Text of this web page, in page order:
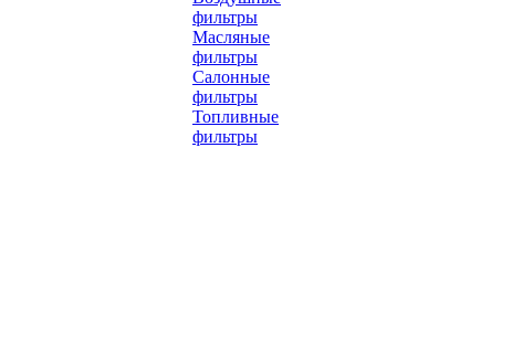
фильтры
Масляные
фильтры
Салонные
фильтры
Топливные
фильтры